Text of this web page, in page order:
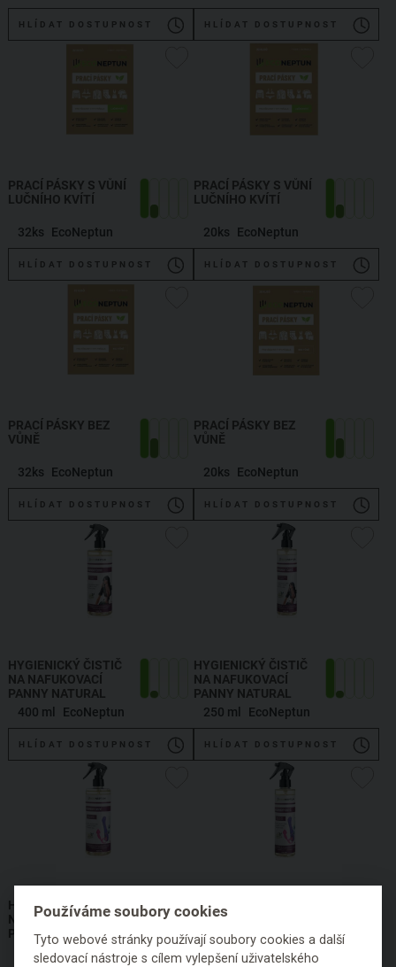
HLÍDAT DOSTUPNOST HLÍDAT DOSTUPNOST
PRACÍ PÁSKY S VŮNÍ
LUČNÍHO KVÍTÍ
32ks EcoNeptun
HLÍDAT DOSTUPNOST
PRACÍ PÁSKY S VŮNÍ
LUČNÍHO KVÍTÍ
20ks EcoNeptun
HLÍDAT DOSTUPNOST
PRACÍ PÁSKY BEZ
VŮNĚ
32ks EcoNeptun
HLÍDAT DOSTUPNOST
PRACÍ PÁSKY BEZ
VŮNĚ
20ks EcoNeptun
HLÍDAT DOSTUPNOST
HYGIENICKÝ ČISTIČ
NA NAFUKOVACÍ
PANNY NATURAL
400 ml
EcoNeptun
HLÍDAT DOSTUPNOST
HYGIENICKÝ ČISTIČ
NA NAFUKOVACÍ
PANNY NATURAL
250 ml
EcoNeptun
HLÍDAT DOSTUPNOST
HYGIENICKÝ ČISTIČ
NA EROTICKÉ
POMŮCKY NATURAL
400 ml
EcoNeptun
HYGIENICKÝ ČISTIČ
NA EROTICKÉ
POMŮCKY NATURAL
250 ml
EcoNeptun
Používáme soubory cookies
Tyto webové stránky používají soubory cookies a další
sledovací nástroje s cílem vylepšení uživatelského